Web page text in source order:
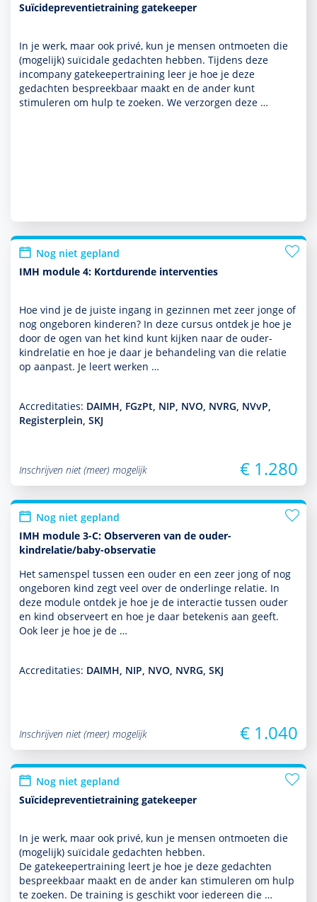
Suïcidepreventietraining gatekeeper
In je werk, maar ook privé, kun je mensen ontmoeten die
(moge­lijk) suïcidale gedachten hebben. Tijdens deze
incompany gatekeepertraining leer je hoe je deze
gedachten bespreekbaar maakt en de ander kunt
stimuleren om hulp te zoeken. We verzorgen deze …
Nog niet gepland
IMH module 4: Kortdurende interventies
Hoe vind je de juiste ingang in gezin­nen met zeer jonge of
nog ongeboren kin­de­ren? In deze cursus ontdek je hoe je
door de ogen van het kind kunt kijken naar de ouder-
kindrelatie en hoe je daar je behan­del­ing van die relatie
op aanpast. Je leert werken …
Accreditaties: DAIMH, FGzPt, NIP, NVO, NVRG, NVvP,
Registerplein, SKJ
Inschrijven niet (meer) mogelijk € 1.280
Nog niet gepland
IMH module 3-C: Observeren van de ouder-
kindrelatie/baby-observatie
Het samenspel tussen een ouder en een zeer jong of nog
ongeboren kind zegt veel over de onderlinge relatie. In
deze module ontdek je hoe je de interactie tussen ouder
en kind observeert en hoe je daar bete­kenis aan geeft.
Ook leer je hoe je de …
Accreditaties: DAIMH, NIP, NVO, NVRG, SKJ
Inschrijven niet (meer) mogelijk € 1.040
Nog niet gepland
Suïcidepreventietraining gatekeeper
In je werk, maar ook privé, kun je mensen ontmoeten die
(moge­lijk) suïcidale gedachten hebben.
De gatekeepertraining leert je hoe je deze gedachten
bespreekbaar maakt en de ander kan stimuleren om hulp
te zoeken. De training is geschikt voor iedereen die …